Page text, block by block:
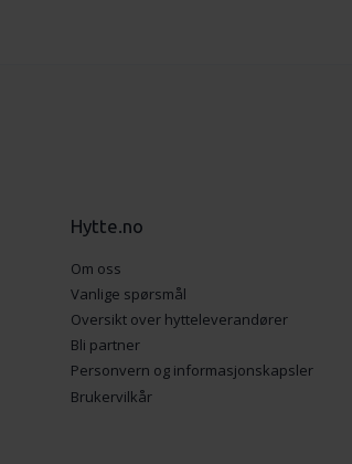
Hytte.no
Om oss
Vanlige spørsmål
Oversikt over hytteleverandører
Bli partner
Personvern og informasjonskapsler
Brukervilkår